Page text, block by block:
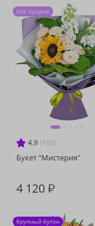
4.9 (163)
Букет "Мистерия"
4 120 ₽
Хит продаж
Крупный бутон